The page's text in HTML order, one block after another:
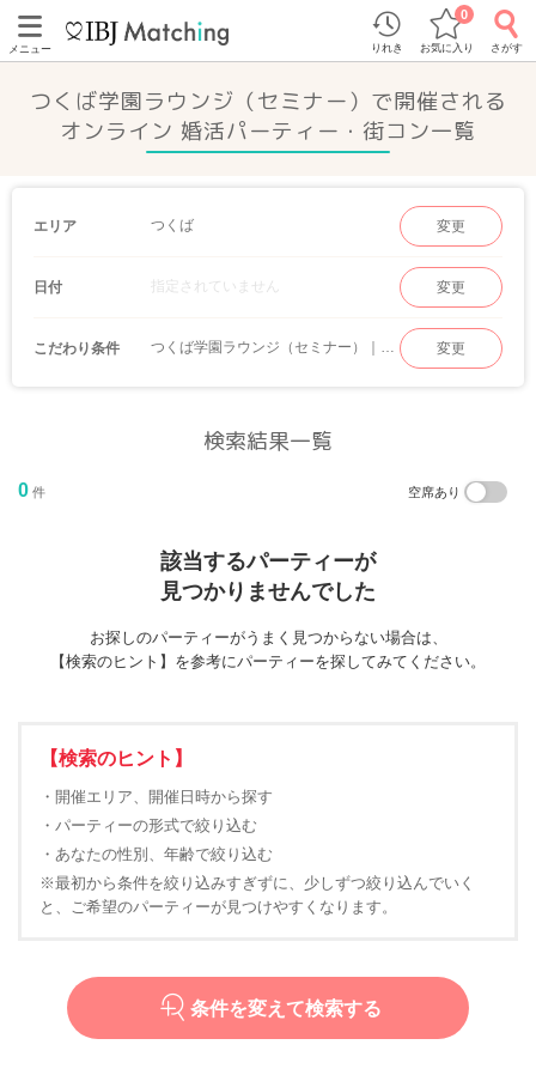
メニュー りれき お気に入り
0
さがす
つくば学園ラウンジ（セミナー）で開催される
オンライン 婚活パーティー・街コン一覧
エリア つくば 変更
日付 指定されていません 変更
こだわり条件 つくば学園ラウンジ（セミナー）｜オンライン 変更
検索結果一覧
0 件 空席あり
該当するパーティーが
見つかりませんでした
お探しのパーティーがうまく見つからない場合は、
【検索のヒント】を参考にパーティーを探してみてください。
【検索のヒント】
・開催エリア、開催日時から探す
・パーティーの形式で絞り込む
・あなたの性別、年齢で絞り込む
※最初から条件を絞り込みすぎずに、少しずつ絞り込んでいく
と、ご希望のパーティーが見つけやすくなります。
条件を変えて検索する